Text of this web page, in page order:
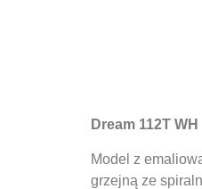
Dream 112T WH
Model z
grzejną ze